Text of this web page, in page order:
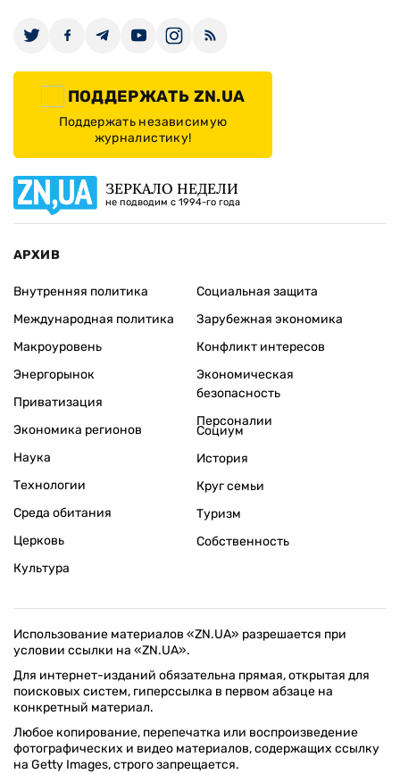
ПОДДЕРЖАТЬ ZN.UA
Поддержать независимую
журналистику!
ЗЕРКАЛО НЕДЕЛИ
не подводим с 1994-го года
АРХИВ
Внутренняя политика
Международная политика
Макроуровень
Энергорынок
Приватизация
Экономика регионов
Социальная защита
Зарубежная экономика
Конфликт интересов
Экономическая
безопасность
Персоналии
Наука
Технологии
Среда обитания
Церковь
Культура
Социум
История
Круг семьи
Туризм
Собственность
Использование материалов «ZN.UA» разрешается при
условии ссылки на «ZN.UA».
Для интернет-изданий обязательна прямая, открытая для
поисковых систем, гиперссылка в первом абзаце на
конкретный материал.
Любое копирование, перепечатка или воспроизведение
фотографических и видео материалов, содержащих ссылку
на Getty Images, строго запрещается.